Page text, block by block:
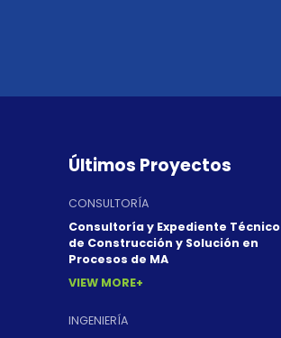
Últimos Proyectos
CONSULTORÍA
Consultoría y Expediente Técnico
de Construcción y Solución en
Procesos de MA
VIEW MORE
INGENIERÍA